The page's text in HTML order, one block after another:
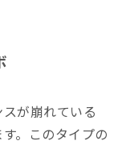
が崩れている
。このタイプの